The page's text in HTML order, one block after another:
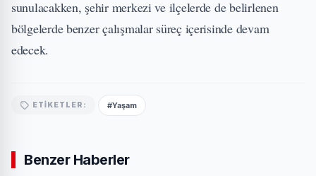
sunulacakken, şehir merkezi ve ilçelerde de belirlenen
bölgelerde benzer çalışmalar süreç içerisinde devam
edecek.
ETIKETLER: #Yaşam
Benzer Haberler